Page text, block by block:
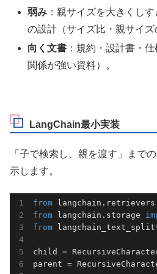
弱み ：親サイズを大きくし
の設計（サイズ比・親サイズ
向く文書 ：規約・設計書・
関係が強い資料）。
LangChain最小実装
「子で検索し、親を渡す」まで
示します。
from langchain.retrievers
from langchain.storage
from
child =
parent =